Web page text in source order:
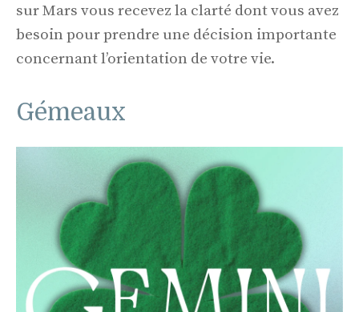
sur Mars vous recevez la clarté dont vous avez
besoin pour prendre une décision importante
concernant l’orientation de votre vie.
Gémeaux